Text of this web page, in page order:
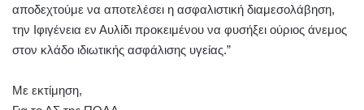
αποδεχτούμε να αποτελέσει η ασφαλιστική διαμεσολάβηση,
την Ιφιγένεια εν Αυλίδι προκειμένου να φυσήξει ούριος άνεμος
στον κλάδο ιδιωτικής ασφάλισης υγείας.”
Με εκτίμηση,